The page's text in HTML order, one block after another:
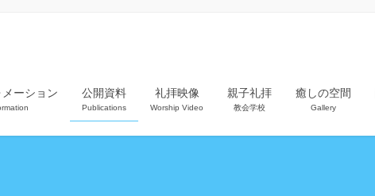
ーション 公開資料
Publications
礼拝映像
Worship Video
親子礼拝
教会学校
癒しの空間
Gallery